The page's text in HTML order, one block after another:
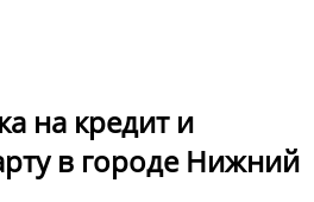
на кредит и
в городе Нижний